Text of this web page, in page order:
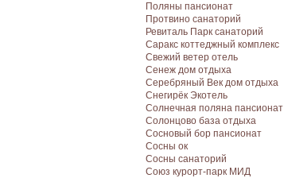
Поляны пансионат
Протвино санаторий
Ревиталь Парк санаторий
Саракс коттеджный комплекс
Свежий ветер отель
Сенеж дом отдыха
Серебряный Век дом отдыха
Снегирёк Экотель
Солнечная поляна пансионат
Солонцово база отдыха
Сосновый бор пансионат
Сосны ок
Сосны санаторий
Союз курорт-парк МИД